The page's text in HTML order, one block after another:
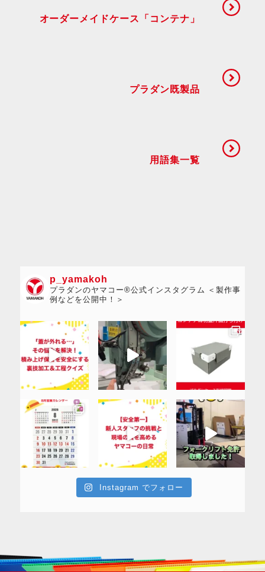
オーダーメイドケース「コンテナ」
プラダン既製品
用語集一覧
p_yamakoh
プラダンのヤマコー®公式インスタグラム ＜製作事
例などを公開中！＞
Instagram でフォロー